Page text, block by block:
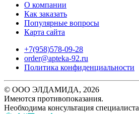
О компании
Как заказать
Популярные вопросы
Карта сайта
+7(958)578-09-28
order@apteka-92.ru
Политика конфиденциальности
© ООО ЭЛДАМИДА, 2026
Имеются противопоказания.
Необходима консультация специалиста